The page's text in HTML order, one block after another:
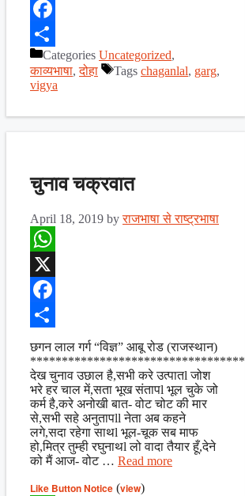
X
Facebook
ShareCategories Uncategorized,
काव्यभाषा,दोहा Tags chaganlal, garg,
vigya
चुनाव चक्रवात
April 18, 2019 byराजभाषा से राष्ट्रभाषा
WhatsApp
X
Facebook
छगन लाल गर्ग “विज्ञ” आबू रोड (राजस्थान)
देख चुनाव उछाल है,सभी करे उत्पातl जोश
भरे हर चाल में,सता भूख संतापl भूल चुके जो
कर्म है,करे अनोखी बात- वोट चोट की मार
से,सभी सहे अनुतापll नेता अब कहने
लगे,सदा रहेगा साथl भूल-चूक सब माफ
हो,मित्र तुम्ही रघुनाथl लो वादा तैयार हूँ,देने
को मैं आज- वोट … Read more
Like Button Notice (view)